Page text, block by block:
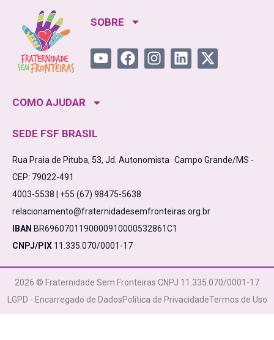
SOBRE
COMO AJUDAR
SEDE FSF BRASIL
Rua Praia de Pituba, 53, Jd. Autonomista Campo Grande/MS -
CEP: 79022-491
4003-5538 | +55 (67) 98475-5638
relacionamento@fraternidadesemfronteiras.org.br
IBAN BR6960701190000910000532861C1
CNPJ/PIX 11.335.070/0001-17
2026 © Fraternidade Sem Fronteiras CNPJ 11.335.070/0001-17
LGPD - Encarregado de DadosPolítica de PrivacidadeTermos de Uso